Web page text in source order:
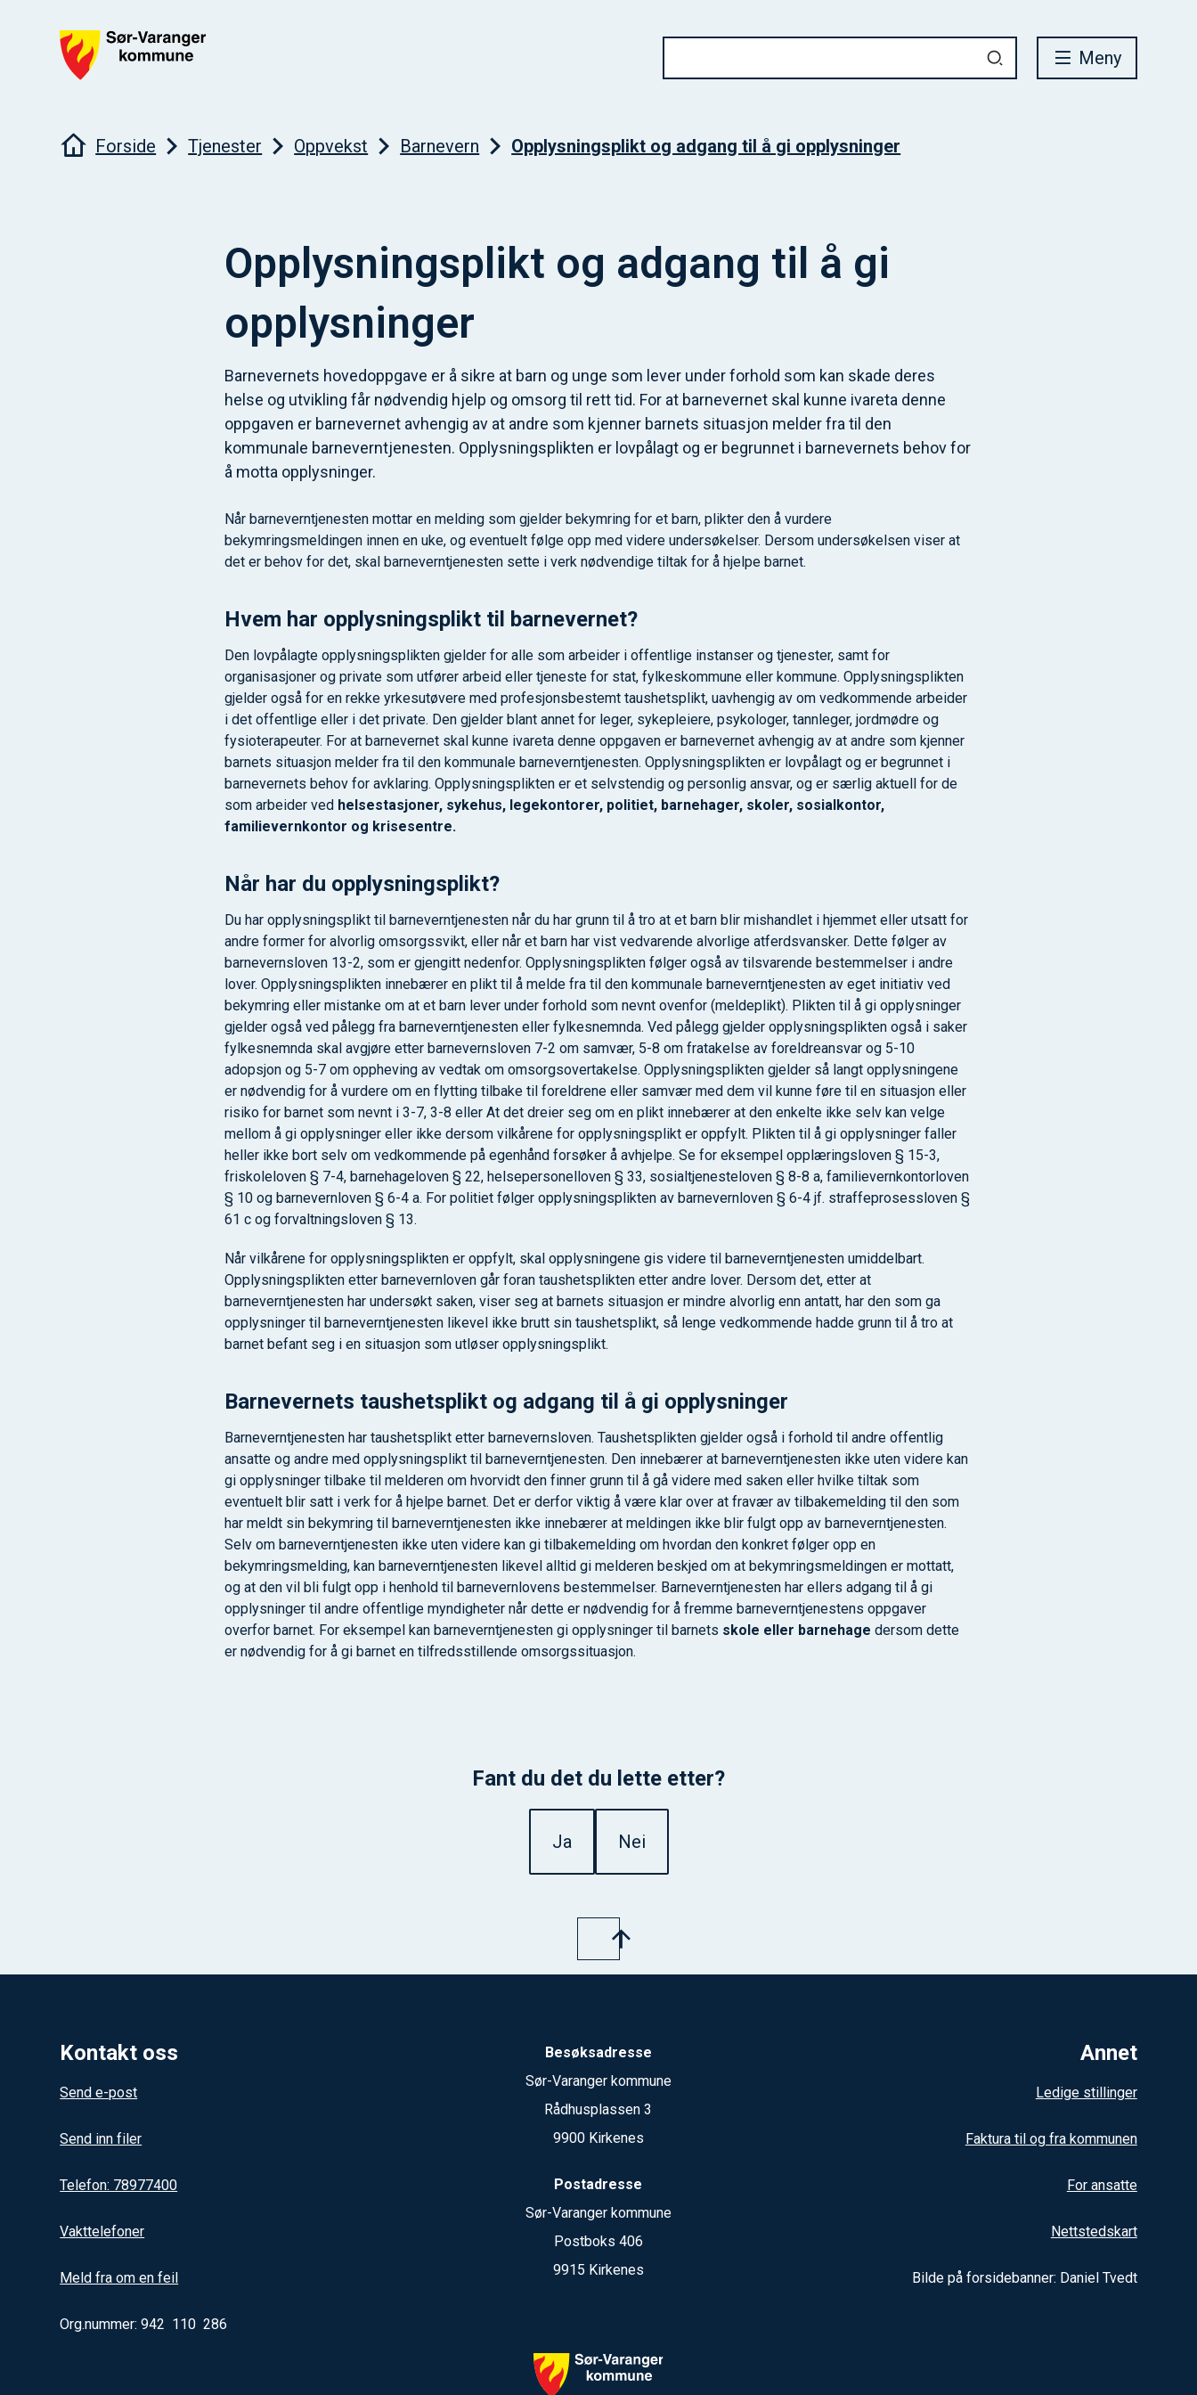
Meny
Du er her:Forside Tjenester Oppvekst Barnevern Opplysningsplikt og adgang til å gi opplysninger
Opplysningsplikt og adgang til å gi
opplysninger
Barnevernets hovedoppgave er å sikre at barn og unge som lever under forhold som kan skade deres
helse og utvikling får nødvendig hjelp og omsorg til rett tid. For at barnevernet skal kunne ivareta denne
oppgaven er barnevernet avhengig av at andre som kjenner barnets situasjon melder fra til den
kommunale barneverntjenesten. Opplysningsplikten er lovpålagt og er begrunnet i barnevernets behov for
å motta opplysninger.
Når barneverntjenesten mottar en melding som gjelder bekymring for et barn, plikter den å vurdere
bekymringsmeldingen innen en uke, og eventuelt følge opp med videre undersøkelser. Dersom undersøkelsen viser at
det er behov for det, skal barneverntjenesten sette i verk nødvendige tiltak for å hjelpe barnet.
Hvem har opplysningsplikt til barnevernet?
Den lovpålagte opplysningsplikten gjelder for alle som arbeider i offentlige instanser og tjenester, samt for
organisasjoner og private som utfører arbeid eller tjeneste for stat, fylkeskommune eller kommune. Opplysningsplikten
gjelder også for en rekke yrkesutøvere med profesjonsbestemt taushetsplikt, uavhengig av om vedkommende arbeider
i det offentlige eller i det private. Den gjelder blant annet for leger, sykepleiere, psykologer, tannleger, jordmødre og
fysioterapeuter. For at barnevernet skal kunne ivareta denne oppgaven er barnevernet avhengig av at andre som kjenner
barnets situasjon melder fra til den kommunale barneverntjenesten. Opplysningsplikten er lovpålagt og er begrunnet i
barnevernets behov for avklaring. Opplysningsplikten er et selvstendig og personlig ansvar, og er særlig aktuell for de
som arbeider ved helsestasjoner, sykehus, legekontorer, politiet, barnehager, skoler, sosialkontor,
familievernkontor og krisesentre.
Når har du opplysningsplikt?
Du har opplysningsplikt til barneverntjenesten når du har grunn til å tro at et barn blir mishandlet i hjemmet eller utsatt for
andre former for alvorlig omsorgssvikt, eller når et barn har vist vedvarende alvorlige atferdsvansker. Dette følger av
barnevernsloven 13-2, som er gjengitt nedenfor. Opplysningsplikten følger også av tilsvarende bestemmelser i andre
lover. Opplysningsplikten innebærer en plikt til å melde fra til den kommunale barneverntjenesten av eget initiativ ved
bekymring eller mistanke om at et barn lever under forhold som nevnt ovenfor (meldeplikt). Plikten til å gi opplysninger
gjelder også ved pålegg fra barneverntjenesten eller fylkesnemnda. Ved pålegg gjelder opplysningsplikten også i saker
fylkesnemnda skal avgjøre etter barnevernsloven 7-2 om samvær, 5-8 om fratakelse av foreldreansvar og 5-10
adopsjon og 5-7 om oppheving av vedtak om omsorgsovertakelse. Opplysningsplikten gjelder så langt opplysningene
er nødvendig for å vurdere om en flytting tilbake til foreldrene eller samvær med dem vil kunne føre til en situasjon eller
risiko for barnet som nevnt i 3-7, 3-8 eller At det dreier seg om en plikt innebærer at den enkelte ikke selv kan velge
mellom å gi opplysninger eller ikke dersom vilkårene for opplysningsplikt er oppfylt. Plikten til å gi opplysninger faller
heller ikke bort selv om vedkommende på egenhånd forsøker å avhjelpe. Se for eksempel opplæringsloven § 15-3,
friskoleloven § 7-4, barnehageloven § 22, helsepersonelloven § 33, sosialtjenesteloven § 8-8 a, familievernkontorloven
§ 10 og barnevernloven § 6-4 a. For politiet følger opplysningsplikten av barnevernloven § 6-4 jf. straffeprosessloven §
61 c og forvaltningsloven § 13.
Når vilkårene for opplysningsplikten er oppfylt, skal opplysningene gis videre til barneverntjenesten umiddelbart.
Opplysningsplikten etter barnevernloven går foran taushetsplikten etter andre lover. Dersom det, etter at
barneverntjenesten har undersøkt saken, viser seg at barnets situasjon er mindre alvorlig enn antatt, har den som ga
opplysninger til barneverntjenesten likevel ikke brutt sin taushetsplikt, så lenge vedkommende hadde grunn til å tro at
barnet befant seg i en situasjon som utløser opplysningsplikt.
Barnevernets taushetsplikt og adgang til å gi opplysninger
Barneverntjenesten har taushetsplikt etter barnevernsloven. Taushetsplikten gjelder også i forhold til andre offentlig
ansatte og andre med opplysningsplikt til barneverntjenesten. Den innebærer at barneverntjenesten ikke uten videre kan
gi opplysninger tilbake til melderen om hvorvidt den finner grunn til å gå videre med saken eller hvilke tiltak som
eventuelt blir satt i verk for å hjelpe barnet. Det er derfor viktig å være klar over at fravær av tilbakemelding til den som
har meldt sin bekymring til barneverntjenesten ikke innebærer at meldingen ikke blir fulgt opp av barneverntjenesten.
Selv om barneverntjenesten ikke uten videre kan gi tilbakemelding om hvordan den konkret følger opp en
bekymringsmelding, kan barneverntjenesten likevel alltid gi melderen beskjed om at bekymringsmeldingen er mottatt,
og at den vil bli fulgt opp i henhold til barnevernlovens bestemmelser. Barneverntjenesten har ellers adgang til å gi
opplysninger til andre offentlige myndigheter når dette er nødvendig for å fremme barneverntjenestens oppgaver
overfor barnet. For eksempel kan barneverntjenesten gi opplysninger til barnets skole eller barnehage dersom dette
er nødvendig for å gi barnet en tilfredsstillende omsorgssituasjon.
Fant du det du lette etter?
Ja Nei
Kontakt oss
Send e-post
Send inn filer
Telefon: 78977400
Vakttelefoner
Meld fra om en feil
Org.nummer: 942 110 286
Besøksadresse
Sør-Varanger kommune
Rådhusplassen 3
9900 Kirkenes
Postadresse
Sør-Varanger kommune
Postboks 406
9915 Kirkenes
Annet
Ledige stillinger
Faktura til og fra kommunen
For ansatte
Nettstedskart
Bilde på forsidebanner: Daniel Tvedt